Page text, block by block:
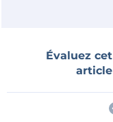
Évaluez cet
article